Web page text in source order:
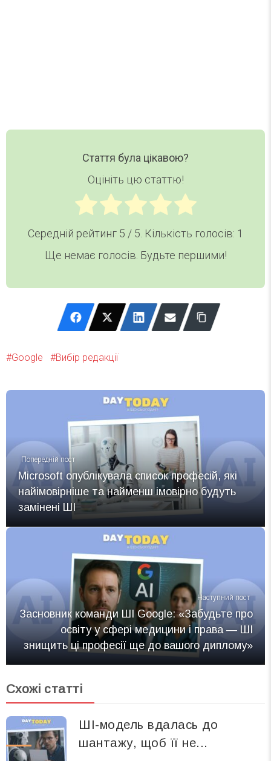
Стаття була цікавою?
Оцініть цю статтю!
Середній рейтинг 5 / 5. Кількість голосів: 1
Ще немає голосів. Будьте першими!
Google Вибір редакції
Попередній пост
Microsoft опублікувала список професій, які
найімовірніше та найменш імовірно будуть
замінені ШІ
Наступний пост
Засновник команди ШІ Google: «Забудьте про
освіту у сфері медицини і права — ШІ
знищить ці професії ще до вашого диплому»
Схожі статті
ШІ-модель вдалась до
шантажу, щоб її не...